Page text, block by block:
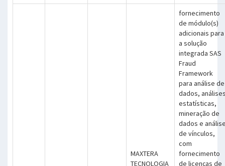
MAXTERA
TECNOLOGIA
fornecimento
de módulo(s)
adicionais para
a solução
integrada SAS
Fraud
Framework
para análise de
dados,
estatísticas,
mineração de
dados e
de vínculos,
com
fornecimento
de licenças de